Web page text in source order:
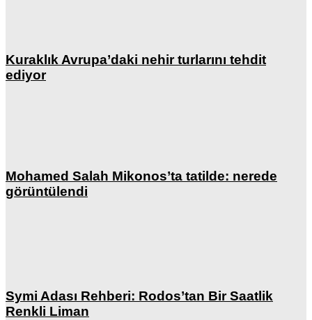
Kuraklık Avrupa’daki nehir turlarını tehdit
ediyor
Mohamed Salah Mikonos’ta tatilde: nerede
görüntülendi
Symi Adası Rehberi: Rodos’tan Bir Saatlik
Renkli Liman